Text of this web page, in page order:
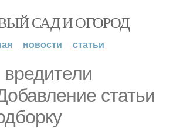
САД И ОГОРОД
новости статьи
статьи